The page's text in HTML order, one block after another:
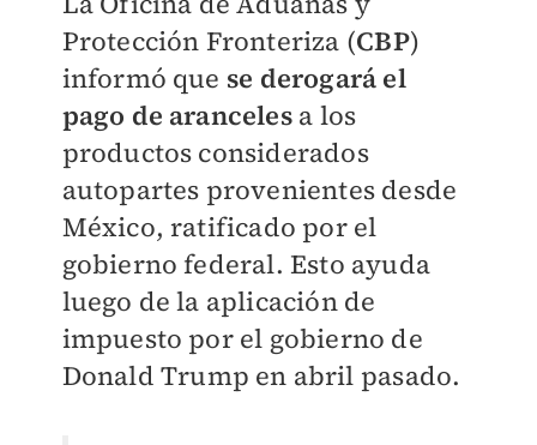
Protección Fronteriza (CBP)
informó que se derogará el
pago de arancelesa los
productos considerados
autopartes provenientes desde
México, ratificado por el
gobierno federal. Esto ayuda
luego de la aplicación de
impuesto por el gobierno de
Donald Trump en abril pasado.